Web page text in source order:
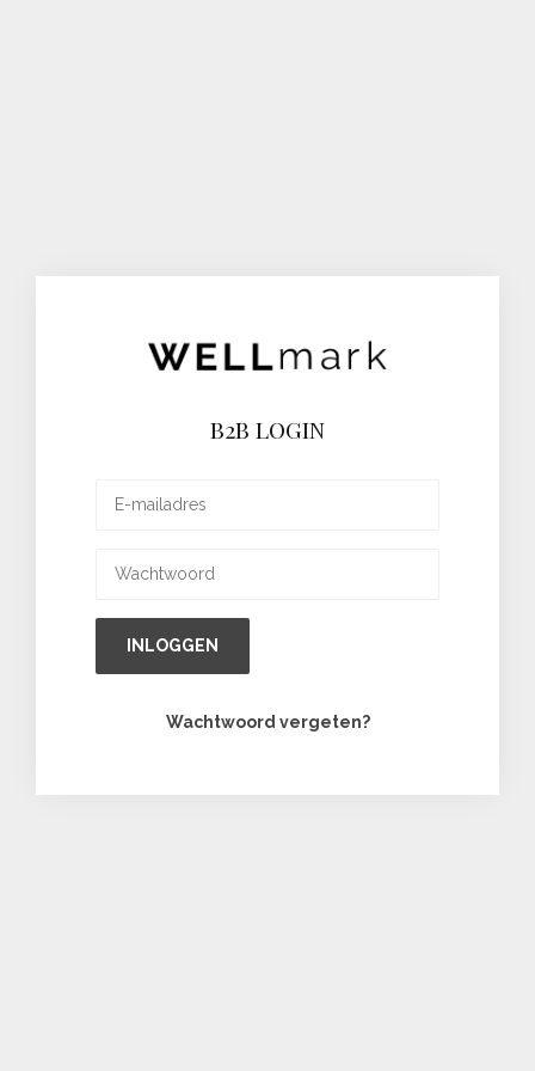
B2B LOGIN
INLOGGEN
Wachtwoord vergeten?